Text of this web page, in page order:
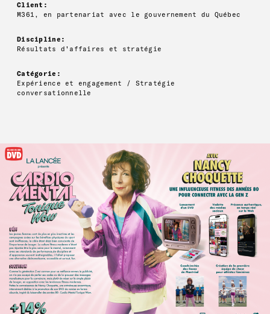
Client:
M361, en partenariat avec le gouvernement du Québec
Discipline:
Résultats d'affaires et stratégie
Catégorie:
Expérience et engagement / Stratégie
conversationnelle